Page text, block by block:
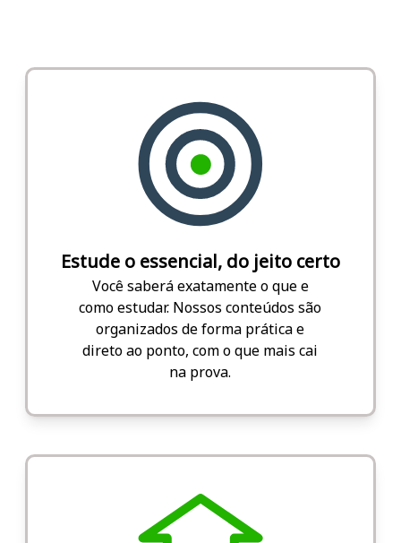
Estude o essencial, do jeito certo
Você saberá exatamente o que e
como estudar. Nossos conteúdos são
organizados de forma prática e
direto ao ponto, com o que mais cai
na prova.